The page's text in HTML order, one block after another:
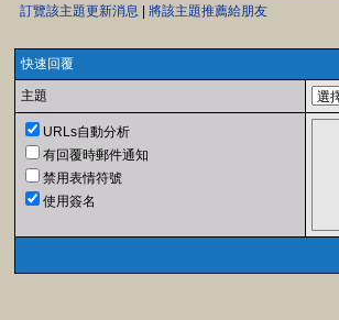
訂覽該主題更新消息 將該主題推薦給朋友
快速回覆
主題
URLs自動分析
有回覆時郵件通知
禁用表情符號
使用簽名